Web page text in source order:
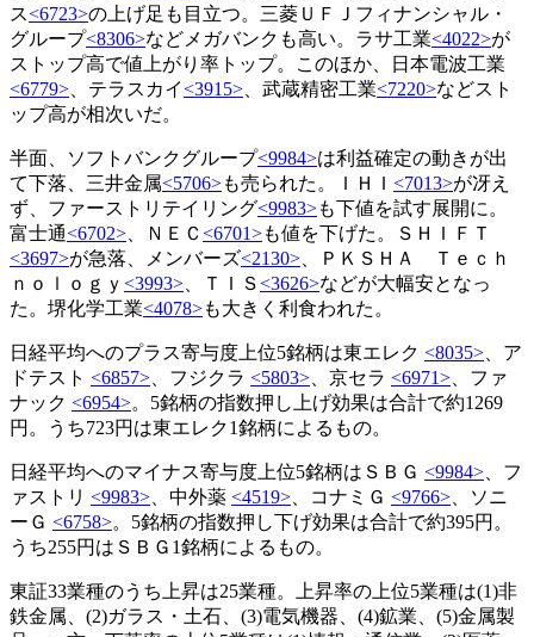
ス<6723>の上げ足も目立つ。三菱ＵＦＪフィナンシャル・
グループ<8306>などメガバンクも高い。ラサ工業<4022>が
ストップ高で値上がり率トップ。このほか、日本電波工業
<6779> 、テラスカイ<3915> 、武蔵精密工業<7220>などスト
ップ高が相次いだ。
半面、ソフトバンクグループ<9984>は利益確定の動きが出
て下落、三井金属<5706>も売られた。ＩＨＩ <7013>が冴え
ず、ファーストリテイリング<9983>も下値を試す展開に。
富士通<6702> 、ＮＥＣ <6701>も値を下げた。ＳＨＩＦＴ
<3697>が急落、メンバーズ<2130> 、ＰＫＳＨＡ Ｔｅｃｈ
ｎｏｌｏｇｙ <3993> 、ＴＩＳ<3626>などが大幅安となっ
た。堺化学工業<4078>も大きく利食われた。
日経平均へのプラス寄与度上位5銘柄は東エレク <8035> 、ア
ドテスト <6857> 、フジクラ <5803> 、京セラ <6971> 、ファ
ナック <6954>。5銘柄の指数押し上げ効果は合計で約1269
円。うち723円は東エレク1銘柄によるもの。
日経平均へのマイナス寄与度上位5銘柄はＳＢＧ <9984> 、フ
ァストリ <9983> 、中外薬 <4519> 、コナミＧ <9766> 、ソニ
ーＧ <6758>。5銘柄の指数押し下げ効果は合計で約395円。
うち255円はＳＢＧ1銘柄によるもの。
東証33業種のうち上昇は25業種。上昇率の上位5業種は(1)非
鉄金属、(2)ガラス・土石、(3)電気機器、(4)鉱業、(5)金属製